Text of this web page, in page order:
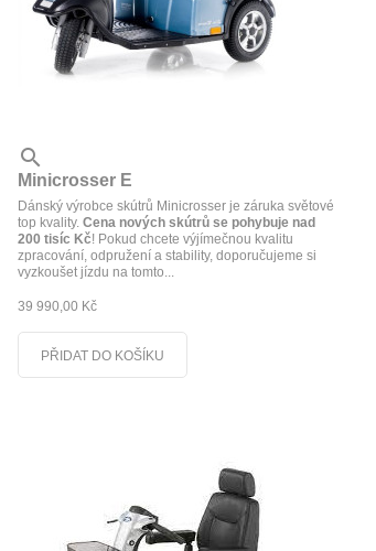

Minicrosser E
Dánský výrobce skútrů Minicrosser je záruka světové
top kvality. Cena nových skútrů se pohybuje nad
200 tisíc Kč! Pokud chcete výjímečnou kvalitu
zpracování, odpružení a stability, doporučujeme si
vyzkoušet jízdu na tomto...
39 990,00 Kč
PŘIDAT DO KOŠÍKU